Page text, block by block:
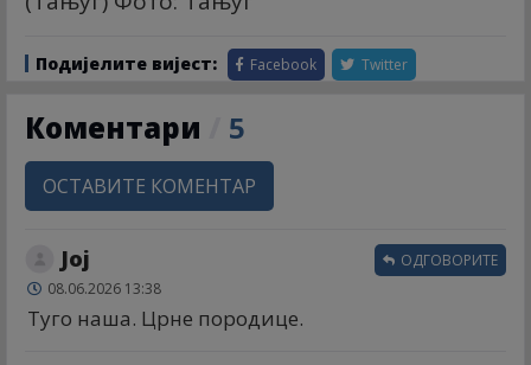
Подијелите вијест: Facebook Twitter
Коментари 5
ОСТАВИТЕ КОМЕНТАР
Јој
08.06.2026 13:38
Туго наша. Црне породице.
ОДГОВОРИТЕ